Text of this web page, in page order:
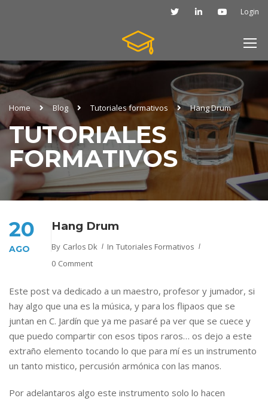
Login
Home Blog Tutoriales formativos Hang Drum
TUTORIALES
FORMATIVOS
20
AGO
Hang Drum
By Carlos Dk In Tutoriales Formativos
0 Comment
Este post va dedicado a un maestro, profesor y jumador, si
hay algo que una es la música, y para los flipaos que se
juntan en C. Jardín que ya me pasaré pa ver que se cuece y
que puedo compartir con esos tipos raros… os dejo a este
extraño elemento tocando lo que para mí es un instrumento
un tanto mistico, percusión armónica con las manos.
Por adelantaros algo este instrumento solo lo hacen